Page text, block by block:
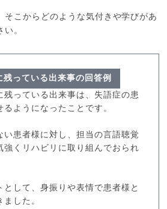
そこからどのような気付きや学びがあ
。
残っている出来事の回答例
残っている出来事は、失語症の患
ようになったことです。
い患者様に対し、担当の言語聴覚
強くリハビリに取り組んでおられ
として、身振りや表情で患者様と
した。